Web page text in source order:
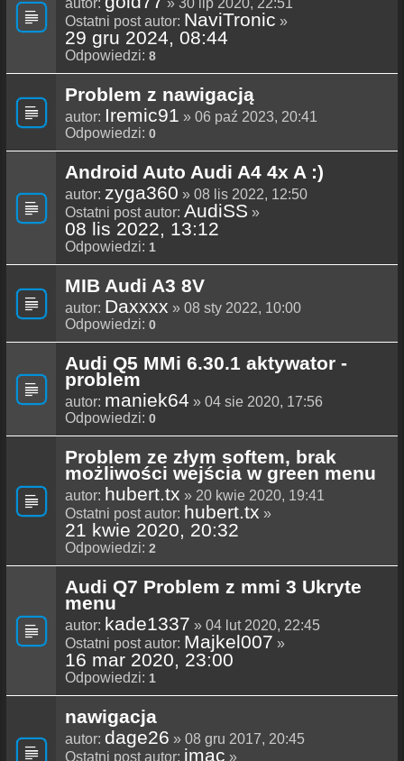
Ostatni post autor: NaviTronic »
29 gru 2024, 08:44
Odpowiedzi: 8
Problem z nawigacją
autor: Iremic91 » 06 paź 2023, 20:41
Odpowiedzi: 0
Android Auto Audi A4 4x A :)
autor: zyga360 » 08 lis 2022, 12:50
Ostatni post autor: AudiSS »
08 lis 2022, 13:12
Odpowiedzi: 1
MIB Audi A3 8V
autor: Daxxxx » 08 sty 2022, 10:00
Odpowiedzi: 0
Audi Q5 MMi 6.30.1 aktywator -
problem
autor: maniek64 » 04 sie 2020, 17:56
Odpowiedzi: 0
Problem ze złym softem, brak
możliwości wejścia w green menu
autor: hubert.tx » 20 kwie 2020, 19:41
Ostatni post autor: hubert.tx »
21 kwie 2020, 20:32
Odpowiedzi: 2
Audi Q7 Problem z mmi 3 Ukryte
menu
autor: kade1337 » 04 lut 2020, 22:45
Ostatni post autor: Majkel007 »
16 mar 2020, 23:00
Odpowiedzi: 1
nawigacja
autor: dage26 » 08 gru 2017, 20:45
Ostatni post autor: imac »